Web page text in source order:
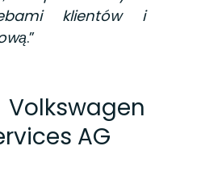
klientów i
.”
AG